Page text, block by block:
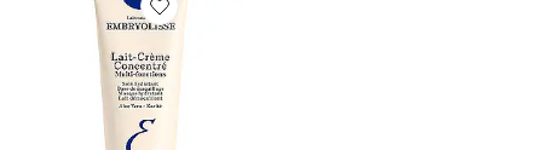
Favorite CRÈME HYDRATANTE LAIT CREME